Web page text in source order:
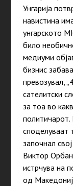
Унгарија
навистина
унгарското
било
медиуми
бизнис
превозувал,
сателитски
за тоа во
политичарот.
започнал
Виктор
истрчува на
од